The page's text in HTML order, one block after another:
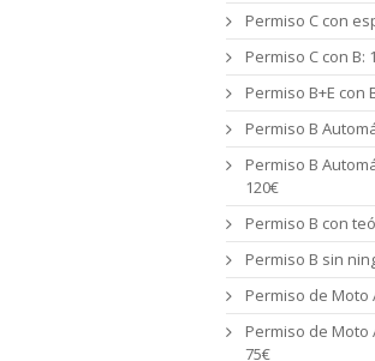
Permiso C con
Permiso C con B:
Permiso B+E con
Permiso B
Permiso B
120€
Permiso B con
Permiso B sin
Permiso de Moto
Permiso de Moto
75€